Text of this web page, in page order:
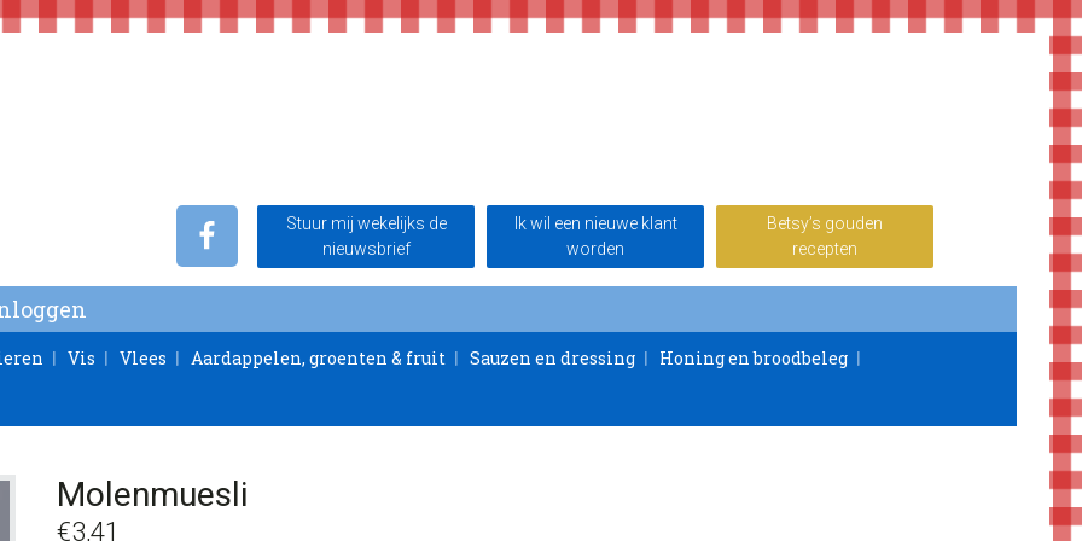
Betsy’s gouden
recepten
Ik wil een nieuwe klant
worden
Stuur mij wekelijks de
nieuwsbrief
Vis Vlees Aardappelen, groenten & fruit Sauzen en dressing
Honing en broodbeleg
Molenmuesli
€3,41